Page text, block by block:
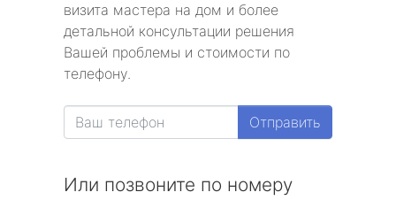
визита мастера на дом и более
детальной консультации решения
Вашей проблемы и стоимости по
телефону.
Отправить
Или позвоните по номеру